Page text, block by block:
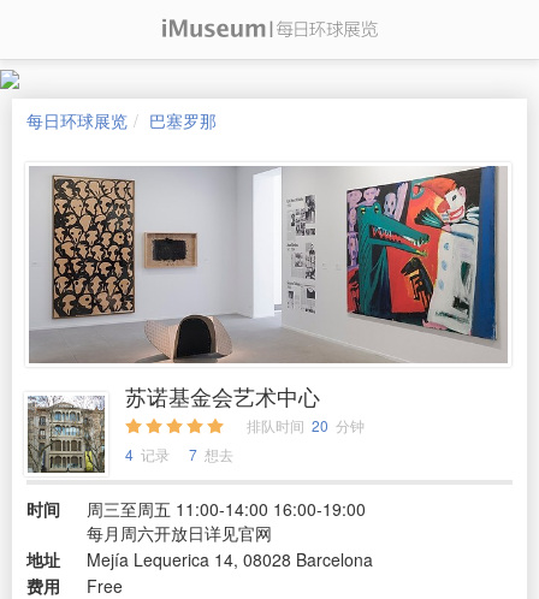
每日环球展览 巴塞罗那
苏诺基金会艺术中心
排队时间 20 分钟
4 记录 7 想去
时间
周三至周五 11:00-14:00 16:00-19:00
每月周六开放日详见官网
地址
Mejía Lequerica 14, 08028 Barcelona
费用
Free